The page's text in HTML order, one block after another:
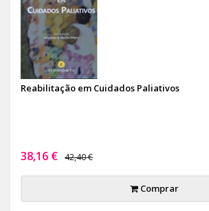
Reabilitação em Cuidados Paliativos
38,16 € 42,40 €
Comprar